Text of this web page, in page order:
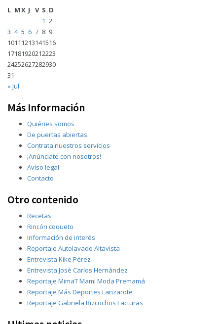
L MX J V S D
1 2
3 4 5 6 7 8 9
10111213141516
17181920212223
24252627282930
31
« Jul
Más Información
Quiénes somos
De puertas abiertas
Contrata nuestros servicios
¡Anúnciate con nosotros!
Aviso legal
Contacto
Otro contenido
Recetas
Rincón coqueto
Información de interés
Reportaje Autolavado Altavista
Entrevista Kike Pérez
Entrevista José Carlos Hernández
Reportaje MimaT Mami Moda Premamá
Reportaje Más Deportes Lanzarote
Reportaje Gabriela Bizcochos Facturas